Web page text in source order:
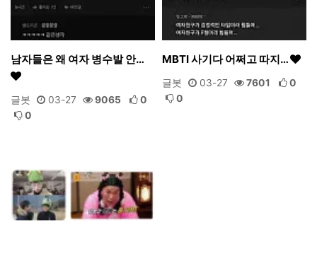
남자들은 왜 여자 병수발 안…
글봇 03-27 9065
0
0
MBTI 사기다 어쩌고 따지…
글봇 03-27 7601
0
0